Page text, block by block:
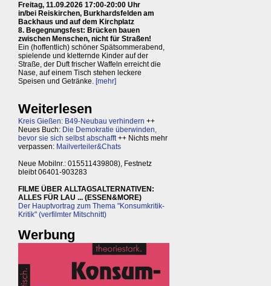
Freitag, 11.09.2026 17:00-20:00 Uhr
in/bei Reiskirchen, Burkhardsfelden am
Backhaus und auf dem Kirchplatz
8. Begegnungsfest: Brücken bauen
zwischen Menschen, nicht für Straßen!
Ein (hoffentlich) schöner Spätsommerabend,
spielende und kletternde Kinder auf der
Straße, der Duft frischer Waffeln erreicht die
Nase, auf einem Tisch stehen leckere
Speisen und Getränke. [mehr]
Weiterlesen
Kreis Gießen: B49-Neubau verhindern ++
Neues Buch: Die Demokratie überwinden,
bevor sie sich selbst abschafft++ Nichts mehr
verpassen: Mailverteiler&Chats
Neue Mobilnr.: 015511439808), Festnetz
bleibt 06401-903283
FILME ÜBER ALLTAGSALTERNATIVEN:
ALLES FÜR LAU ... (ESSEN&MORE)
Der Hauptvortrag zum Thema "Konsumkritik-
Kritik" (verfilmter Mitschnitt)
Werbung